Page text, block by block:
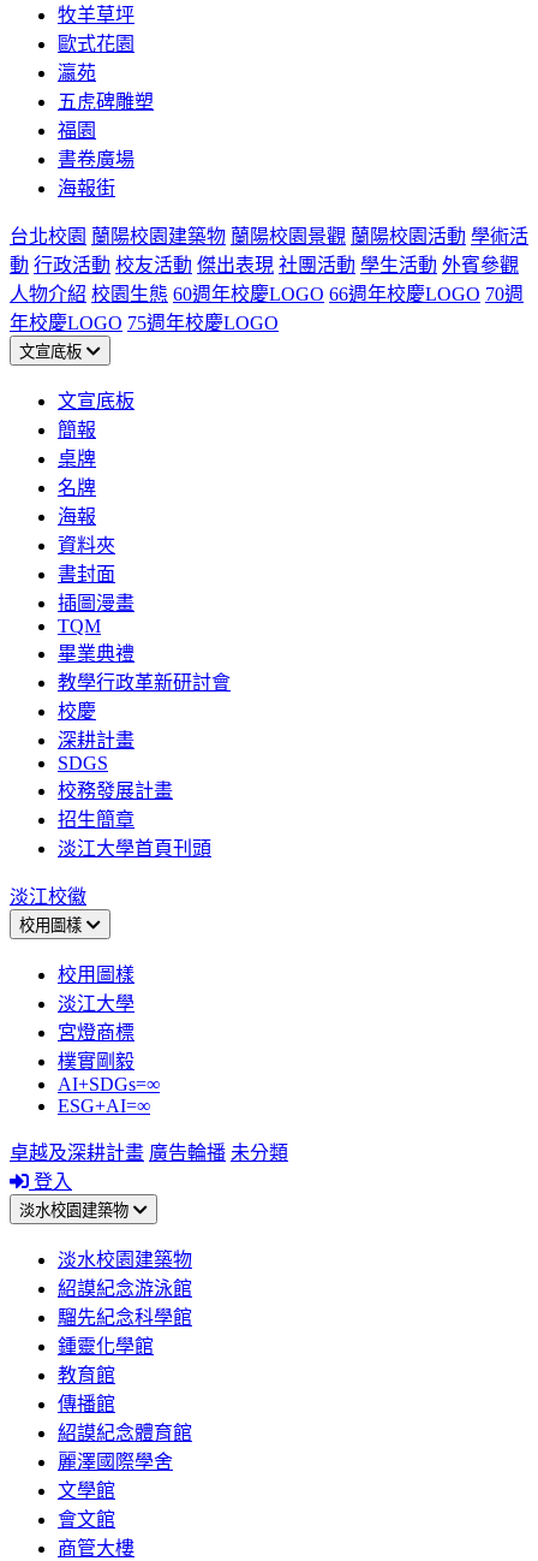
牧羊草坪
歐式花園
瀛苑
五虎碑雕塑
福園
書卷廣場
海報街
台北校園 蘭陽校園建築物 蘭陽校園景觀 蘭陽校園活動 學術活
動 行政活動 校友活動 傑出表現 社團活動 學生活動 外賓參觀
人物介紹 校園生態 60週年校慶LOGO 66週年校慶LOGO 70週
年校慶LOGO 75週年校慶LOGO
文宣底板
文宣底板
簡報
桌牌
名牌
海報
資料夾
書封面
插圖漫畫
TQM
畢業典禮
教學行政革新研討會
校慶
深耕計畫
SDGS
校務發展計畫
招生簡章
淡江大學首頁刊頭
淡江校徽
校用圖樣
校用圖樣
淡江大學
宮燈商標
樸實剛毅
AI+SDGs=∞
ESG+AI=∞
卓越及深耕計畫 廣告輪播 未分類
登入
淡水校園建築物
淡水校園建築物
紹謨紀念游泳館
騮先紀念科學館
鍾靈化學館
教育館
傳播館
紹謨紀念體育館
麗澤國際學舍
文學館
會文館
商管大樓